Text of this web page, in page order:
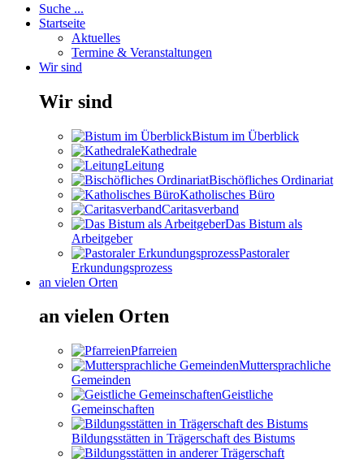
Suche ...
Startseite
Aktuelles
Termine & Veranstaltungen
Wir sind
Wir sind
Bistum im Überblick
Kathedrale
Leitung
Bischöfliches Ordinariat
Katholisches Büro
Caritasverband
Das Bistum als
Arbeitgeber
Pastoraler
Erkundungsprozess
an vielen Orten
an vielen Orten
Pfarreien
Muttersprachliche
Gemeinden
Geistliche
Gemeinschaften
Bildungsstätten in Trägerschaft des Bistums